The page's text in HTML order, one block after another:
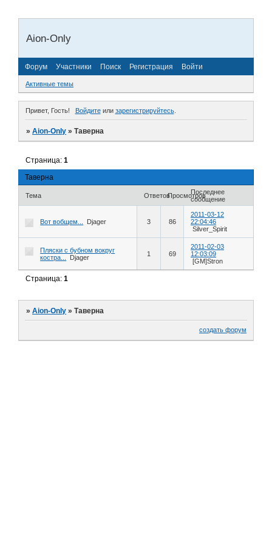
Aion-Only
Форум Участники Поиск Регистрация Войти
Активные темы
Привет, Гость! Войдитеили зарегистрируйтесь.
»Aion-Only »Таверна
Таверна
Страница:1
Тема ОтветовПросмотровПоследнее
сообщение
Вот вобщем... Djager 3 86
2011-03-12
22:04:46
Silver_Spirit
Пляски с бубном вокруг
костра...
Djager 1 69
2011-02-03
12:03:09
[GM]Stron
Страница:1
»Aion-Only »Таверна
создать форум